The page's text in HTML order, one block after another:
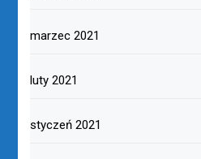
marzec 2021
luty 2021
styczeń 2021